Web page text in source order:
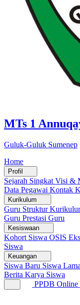
MTs 1
Guluk-Guluk Sumenep
Home
Profil
Sejarah Singkat Visi &
Data Pegawai Kontak
Kurikulum
Guru Struktur
Guru Prestasi Guru
Kesiswaan
Kohort Siswa OSIS
Siswa
Keuangan
Siswa Baru Siswa Lama
Berita Karya Siswa
PPDB Online